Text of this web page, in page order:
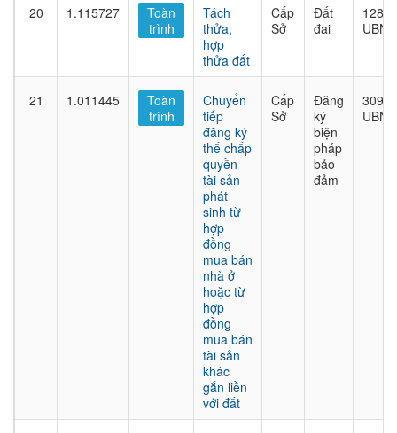
20 1.115727
Toàn
trình
Tách
thửa,
hợp
thửa đất
Cấp
Sở
Đất
đai
UBND
21 1.011445
Toàn
trình
Chuyển
tiếp
đăng ký
thế chấp
quyền
tài sản
phát
sinh từ
hợp
đồng
mua bán
nhà ở
hoặc từ
hợp
đồng
mua bán
tài sản
khác
gắn liền
với đất
Cấp
Sở
Đăng
ký
biện
pháp
bảo
đảm
309/
UBND